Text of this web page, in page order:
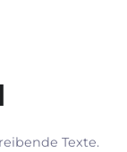
Texte.